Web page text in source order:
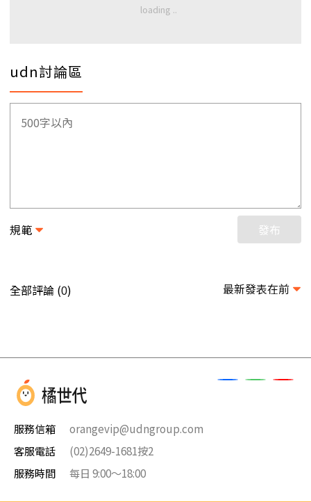
udn討論區
規範 發布
全部評論 (0) 最新發表在前
服務信箱
orangevip@udngroup.com
客服電話
(02)2649-1681按2
服務時間
每日 9:00～18:00